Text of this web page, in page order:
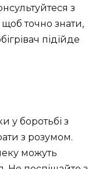
з
точно знати,
підійде
у боротьбі з
з розумом.
можуть